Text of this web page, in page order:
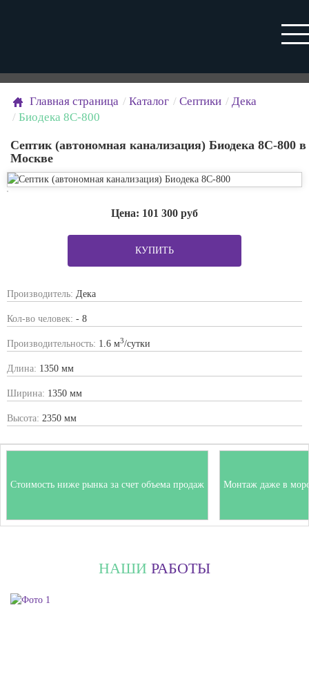
Главная страница Каталог Септики
Дека
Биодека 8С-800
Септик (автономная канализация) Биодека 8С-800 в
Москве
Цена: 101 300 руб
КУПИТЬ
Производитель: Дека
Кол-во человек: - 8
Производительность: 1.6 м3/сутки
Длина: 1350 мм
Ширина: 1350 мм
Высота: 2350 мм
Стоимость ниже рынка за счет объема продаж Монтаж даже в
НАШИ РАБОТЫ